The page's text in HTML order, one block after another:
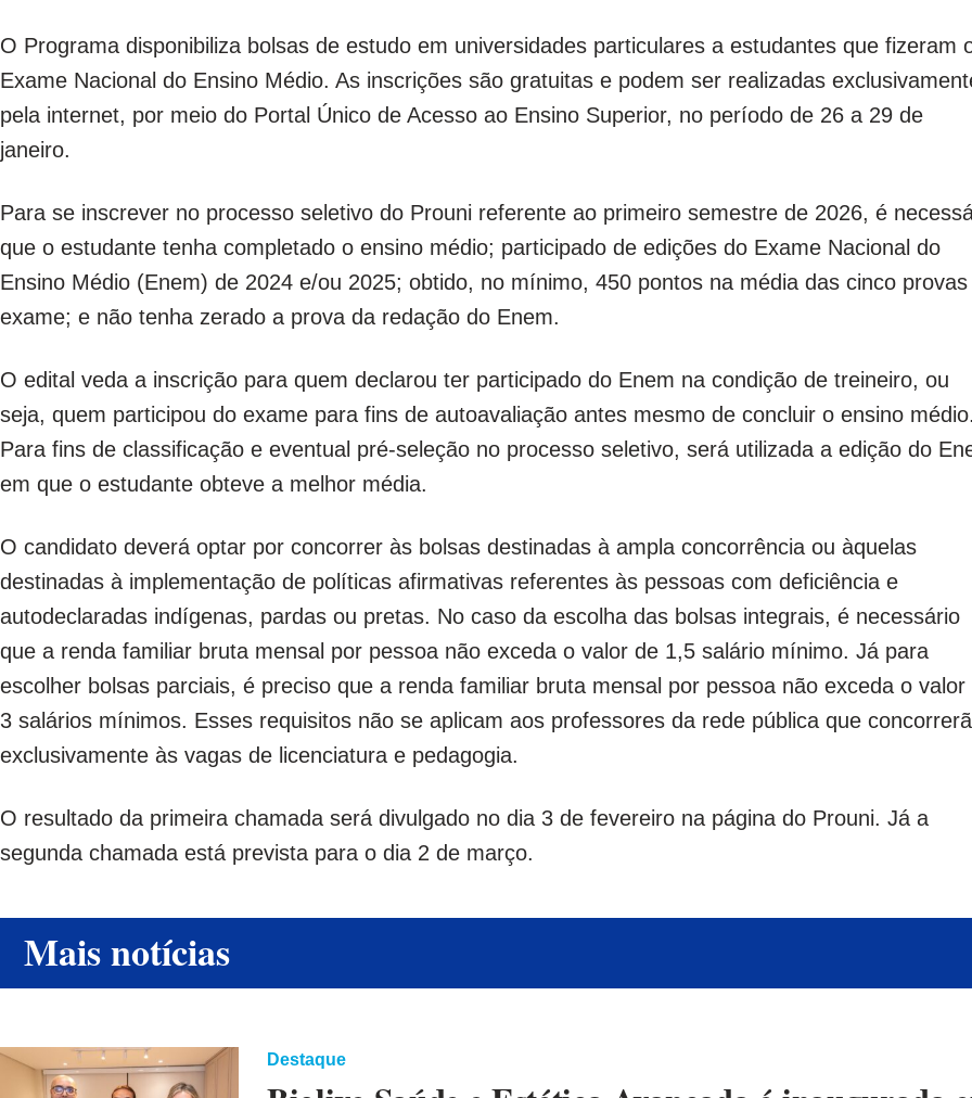
O Programa disponibiliza bolsas de estudo em universidades particulares a estudantes que fizeram
Exame Nacional do Ensino Médio. As inscrições são gratuitas e podem ser realizadas
pela internet, por meio do Portal Único de Acesso ao Ensino Superior, no período de 26 a 29 de
janeiro.
Para se inscrever no processo seletivo do Prouni referente ao primeiro semestre de 2026, é
que o estudante tenha completado o ensino médio; participado de edições do Exame Nacional do
Ensino Médio (Enem) de 2024 e/ou 2025; obtido, no mínimo, 450 pontos na média das cinco
exame; e não tenha zerado a prova da redação do Enem.
O edital veda a inscrição para quem declarou ter participado do Enem na condição de treineiro, ou
seja, quem participou do exame para fins de autoavaliação antes mesmo de concluir o ensino
Para fins de classificação e eventual pré-seleção no processo seletivo, será utilizada a edição do
em que o estudante obteve a melhor média.
O candidato deverá optar por concorrer às bolsas destinadas à ampla concorrência ou àquelas
destinadas à implementação de políticas afirmativas referentes às pessoas com deficiência e
autodeclaradas indígenas, pardas ou pretas. No caso da escolha das bolsas integrais, é necessário
que a renda familiar bruta mensal por pessoa não exceda o valor de 1,5 salário mínimo. Já para
escolher bolsas parciais, é preciso que a renda familiar bruta mensal por pessoa não exceda o valor
3 salários mínimos. Esses requisitos não se aplicam aos professores da rede pública que
exclusivamente às vagas de licenciatura e pedagogia.
O resultado da primeira chamada será divulgado no dia 3 de fevereiro na página do Prouni. Já a
segunda chamada está prevista para o dia 2 de março.
Mais notícias
Destaque